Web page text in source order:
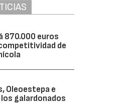
870.000 euros
de
Oleoestepa e
galardonados